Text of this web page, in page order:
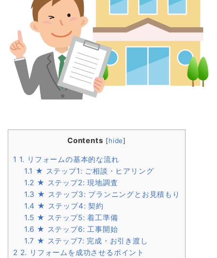
Contents [hide]
1 1. リフォームの基本的な流れ
1.1 ★ ステップ1: ご相談・ヒアリング
1.2 ★ ステップ2: 現地調査
1.3 ★ ステップ3: プランニングとお見積もり
1.4 ★ ステップ4: 契約
1.5 ★ ステップ5: 着工準備
1.6 ★ ステップ6: 工事開始
1.7 ★ ステップ7: 完成・お引き渡し
2 2. リフォームを成功させるポイント